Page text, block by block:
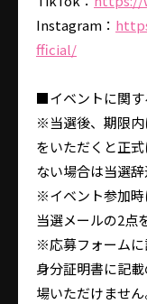
Instagram：
fficial/
■イベントに関す
※当選後、期限内
をいただくと正
ない場合は当選
※イベント参加
当選メールの2点
※応募フォームに
身分証明書に記
場いただけません